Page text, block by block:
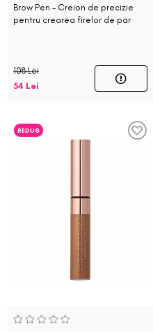
Brow Pen - Creion de precizie
pentru crearea firelor de par
108 Lei
54 Lei
REDUS